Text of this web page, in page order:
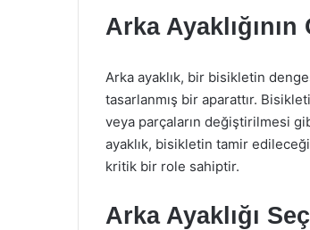
Arka Ayaklığının
Arka ayaklık, bir bisikletin
tasarlanmış bir aparattır.
veya parçaların değiştirilmesi
ayaklık, bisikletin tamir
kritik bir role sahiptir.
Arka Ayaklığı